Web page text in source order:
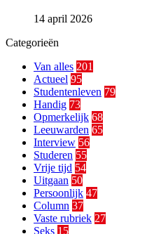
14 april 2026
Categorieën
Van alles 201
Actueel 95
Studentenleven 79
Handig 73
Opmerkelijk 68
Leeuwarden 65
Interview 56
Studeren 55
Vrije tijd 54
Uitgaan 50
Persoonlijk 47
Column 37
Vaste rubriek 27
Seks 15